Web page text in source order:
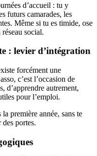
d’accueil : tu y
futurs camarades, les
Même si tu es timide, ose
réseau social.
: levier d’intégration
forcément une
c’est l’occasion de
d’apprendre autrement,
pour l’emploi.
première année, sans te
portes.